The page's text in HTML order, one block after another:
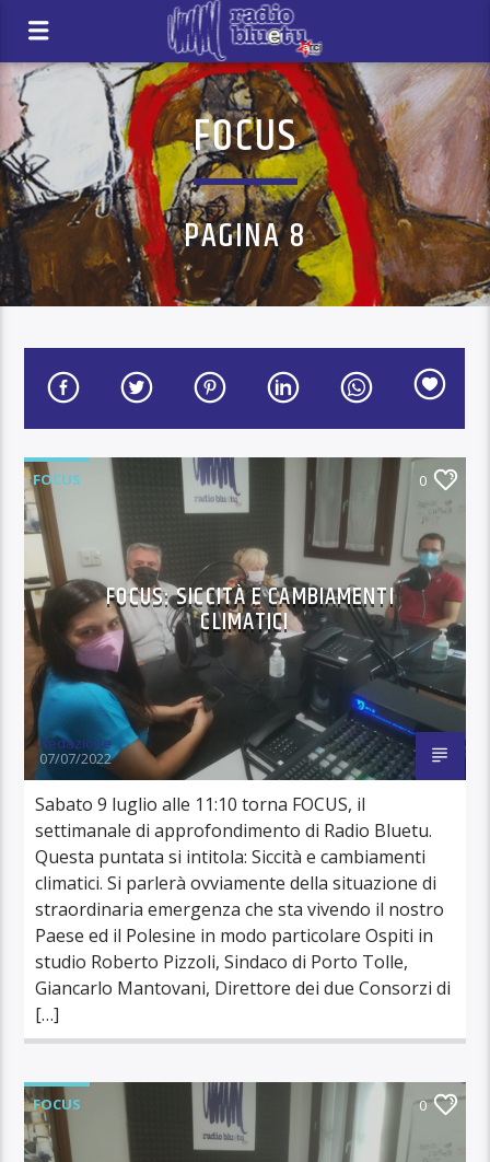
FOCUS
PAGINA 8
FOCUS 0
FOCUS: SICCITÀ E CAMBIAMENTI
CLIMATICI
Redazione
07/07/2022
Sabato 9 luglio alle 11:10 torna FOCUS, il
settimanale di approfondimento di Radio Bluetu.
Questa puntata si intitola: Siccità e cambiamenti
climatici. Si parlerà ovviamente della situazione di
straordinaria emergenza che sta vivendo il nostro
Paese ed il Polesine in modo particolare Ospiti in
studio Roberto Pizzoli, Sindaco di Porto Tolle,
Giancarlo Mantovani, Direttore dei due Consorzi di
[…]
FOCUS 0